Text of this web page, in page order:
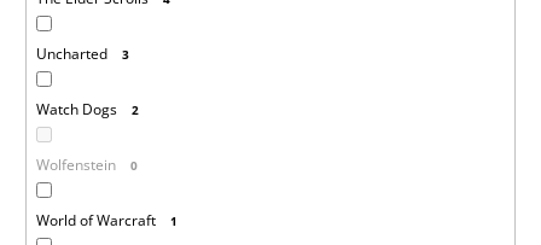
Uncharted 3
Watch Dogs 2
Wolfenstein 0
World of Warcraft 1